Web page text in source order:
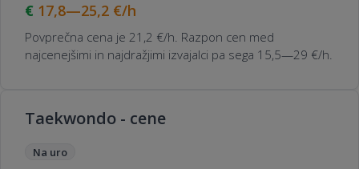
17,8—25,2 €/h
Povprečna cena je 21,2 €/h. Razpon cen med
najcenejšimi in najdražjimi izvajalci pa sega 15,5—29 €/h.
Taekwondo - cene
Na uro